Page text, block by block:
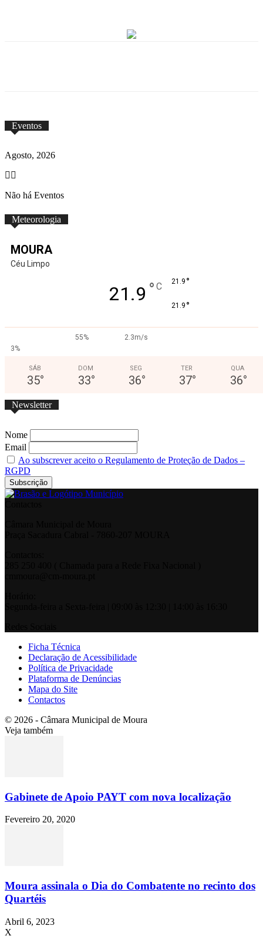
Eventos
Agosto, 2026
Não há Eventos
Meteorologia
MOURA
Céu Limpo
21.9 ° C 21.9 °
21.9 °
55%
2.3m/s
3%
SÁB
35°
DOM
33°
SEG
36°
TER
37°
QUA
36°
Newsletter
Nome
Email
Ao subscrever aceito o Regulamento de Proteção de Dados –
RGPD
Ficha Técnica
Declaração de Acessibilidade
Política de Privacidade
Plataforma de Denúncias
Mapa do Site
Contactos
© 2026 - Câmara Municipal de Moura
Veja também
Gabinete de Apoio PAYT com nova localização
Fevereiro 20, 2020
Moura assinala o Dia do Combatente no recinto dos
Quartéis
Abril 6, 2023
X